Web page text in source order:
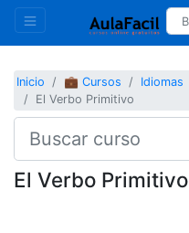
Inicio 💼 Cursos Idiomas
El Verbo Primitivo
El Verbo Primitivo